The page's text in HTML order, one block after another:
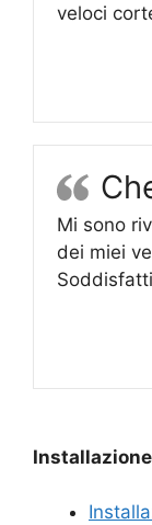
veloci
Mi sono
dei miei